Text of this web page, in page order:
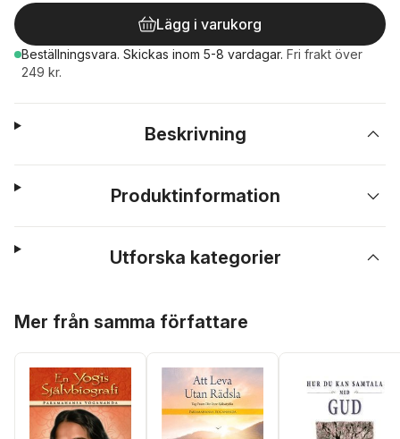
Lägg i varukorg
Beställningsvara. Skickas inom 5-8 vardagar. Fri frakt över
249 kr.
Beskrivning
Produktinformation
Utforska kategorier
Mer från samma författare